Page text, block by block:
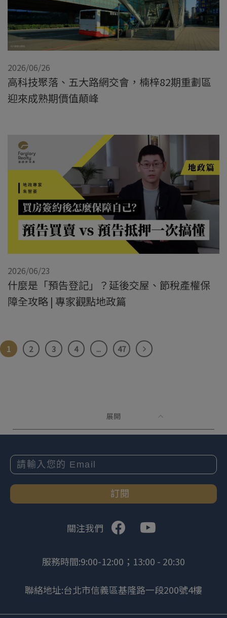
2026/06/26
高科技聚落、五大路網交會，楠梓82期重劃區
迎來成熟期價值顛峰
2026/06/23
什麼是「預告登記」？延後交屋、節稅產權保
障全攻略 | 專家觀點地政篇
1 2 3 4 ... 47
展開
關注我們
訂閱
服務時間:9:00-12:00；13:00 - 20:30
聯絡地址:台北市信義區基隆路一段200號4樓